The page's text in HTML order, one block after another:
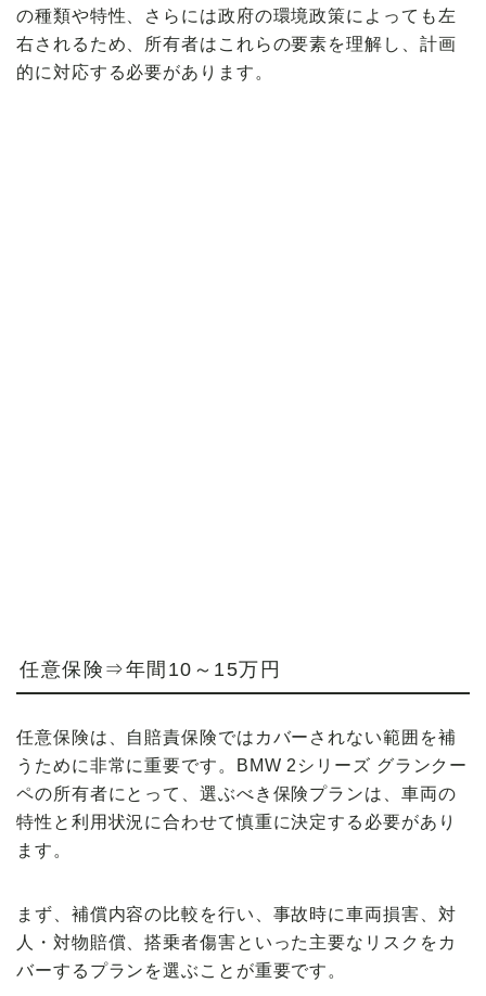
の種類や特性、さらには政府の環境政策によっても左
右されるため、所有者はこれらの要素を理解し、計画
的に対応する必要があります。
任意保険⇒年間10～15万円
任意保険は、自賠責保険ではカバーされない範囲を補
うために非常に重要です。BMW 2シリーズ グランクー
ペの所有者にとって、選ぶべき保険プランは、車両の
特性と利用状況に合わせて慎重に決定する必要があり
ます。
まず、補償内容の比較を行い、事故時に車両損害、対
人・対物賠償、搭乗者傷害といった主要なリスクをカ
バーするプランを選ぶことが重要です。